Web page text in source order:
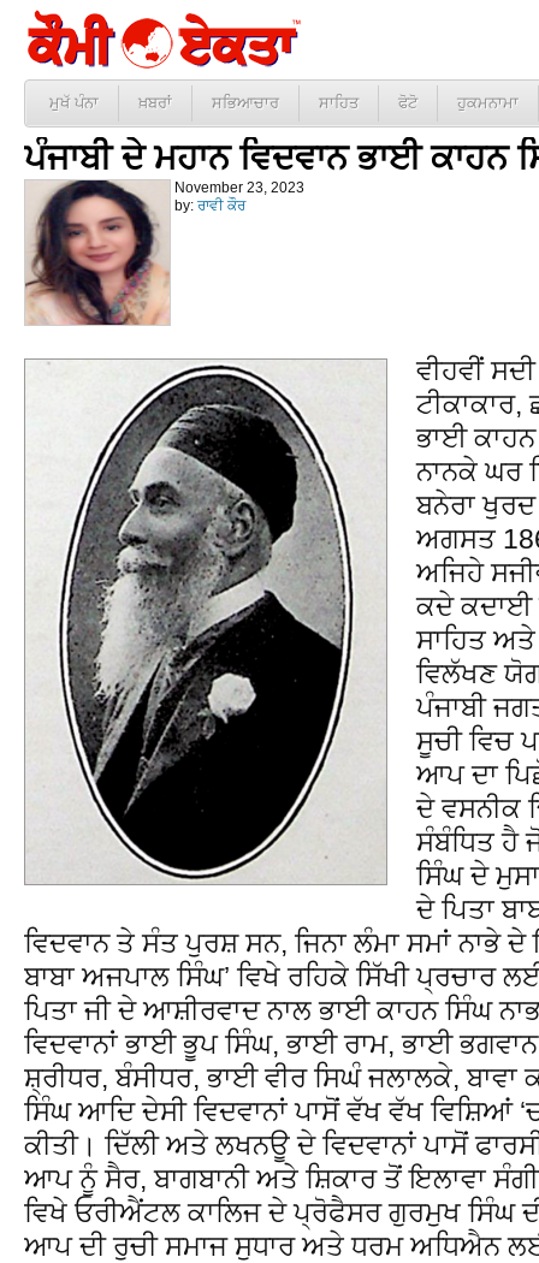
ਮੁਖੱ ਪੰਨਾ ਖ਼ਬਰਾਂ ਸਭਿਆਚਾਰ ਸਾਹਿਤ ਫੋਟੋ ਹੁਕਮਨਾਮਾ
ਪੰਜਾਬੀ ਦੇ ਮਹਾਨ ਵਿਦਵਾਨ ਭਾਈ ਕਾਹਨ
November 23, 2023
by: ਰਾਵੀ ਕੌਰ
ਵੀਹਵੀਂ
ਟੀਕਾਕਾਰ,
ਭਾਈ
ਨਾਨਕੇ ਘਰ
ਬਨੇਰਾ ਖੁਰਦ
ਅਗਸਤ
ਅਜਿਹੇ
ਕਦੇ ਕਦਾਈ
ਸਾਹਿਤ
ਵਿਲੱਖਣ
ਪੰਜਾਬੀ
ਸੂਚੀ ਵਿਚ
ਆਪ ਦਾ
ਦੇ ਵਸਨੀਕ
ਸੰਬੰਧਿਤ ਹੈ
ਸਿੰਘ ਦੇ
ਦੇ ਪਿਤਾ
ਵਿਦਵਾਨ ਤੇ ਸੰਤ ਪੁਰਸ਼ ਸਨ, ਜਿਨਾ ਲੰਮਾ ਸਮਾਂ ਨਾਭੇ
ਬਾਬਾ ਅਜਪਾਲ ਸਿੰਘ’ ਵਿਖੇ ਰਹਿਕੇ ਸਿੱਖੀ ਪ੍ਰਚਾਰ
ਪਿਤਾ ਜੀ ਦੇ ਆਸ਼ੀਰਵਾਦ ਨਾਲ ਭਾਈ ਕਾਹਨ ਸਿੰਘ
ਵਿਦਵਾਨਾਂ ਭਾਈ ਭੂਪ ਸਿੰਘ, ਭਾਈ ਰਾਮ, ਭਾਈ
ਸ਼੍ਰੀਧਰ, ਬੰਸੀਧਰ, ਭਾਈ ਵੀਰ ਸਿਘੰ ਜਲਾਲਕੇ,
ਸਿੰਘ ਆਦਿ ਦੇਸੀ ਵਿਦਵਾਨਾਂ ਪਾਸੋਂ ਵੱਖ ਵੱਖ ਵਿਸ਼ਿਆਂ
ਕੀਤੀ। ਦਿੱਲੀ ਅਤੇ ਲਖਨਊ ਦੇ ਵਿਦਵਾਨਾਂ ਪਾਸੋਂ
ਆਪ ਨੂੰ ਸੈਰ, ਬਾਗਬਾਨੀ ਅਤੇ ਸ਼ਿਕਾਰ ਤੋਂ ਇਲਾਵਾ
ਵਿਖੇ ਓਰੀਐਂਟਲ ਕਾਲਿਜ ਦੇ ਪ੍ਰੋਫੈਸਰ ਗੁਰਮੁਖ ਸਿੰਘ
ਆਪ ਦੀ ਰੁਚੀ ਸਮਾਜ ਸੁਧਾਰ ਅਤੇ ਧਰਮ ਅਧਿਐਨ